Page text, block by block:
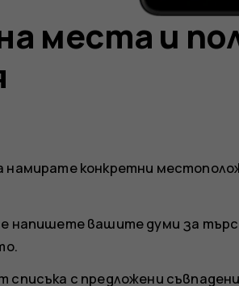
места и
намирате конкретни
напишете вашите думи за
с предложени